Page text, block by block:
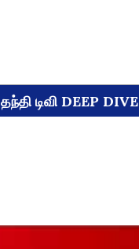
தந்தி டிவி DEEP DIVE